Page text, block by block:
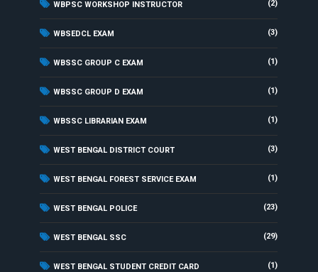
WBPSC WORKSHOP INSTRUCTOR (2)
WBSEDCL EXAM (3)
WBSSC GROUP C EXAM (1)
WBSSC GROUP D EXAM (1)
WBSSC LIBRARIAN EXAM (1)
WEST BENGAL DISTRICT COURT (3)
WEST BENGAL FOREST SERVICE EXAM (1)
WEST BENGAL POLICE (23)
WEST BENGAL SSC (29)
WEST BENGAL STUDENT CREDIT CARD (1)